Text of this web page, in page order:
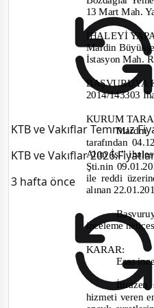
KTB ve Vakıflar Temmuz
KTB ve Vakıflar 2026
3 hafta önce
13 Mart Mah.
İHALEYİ
Mardin
İstasyon Mah.
BAŞVURUYA
2014/143303
KURUM
Mardin
tarafından
Alım İşi”
Şti.nin
ile reddi
alınan
inceleme
KARAR:
Esas
İtirazen
hizmeti veren